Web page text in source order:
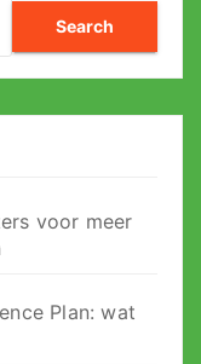
voor meer
Plan: wat